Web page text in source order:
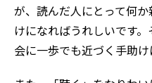
が、読んだ人にとって何
けになればうれしいです
会に一歩でも近づく手助け